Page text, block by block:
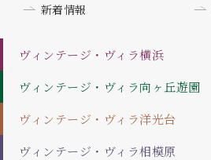
新着情報
ヴィンテージ・ヴィラ横浜
ヴィンテージ・ヴィラ向ヶ丘遊園
ヴィンテージ・ヴィラ洋光台
ヴィンテージ・ヴィラ相模原